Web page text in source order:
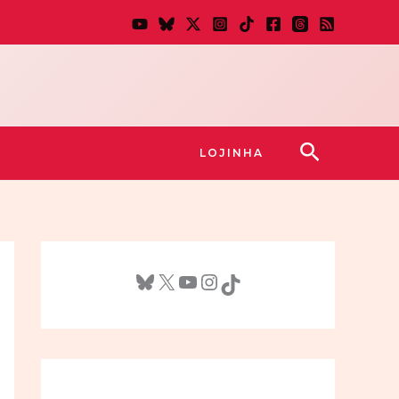
LOJINHA Pesquisar
Bluesky X Youtube InstagramTikTok